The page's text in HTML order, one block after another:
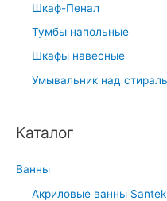
Шкаф-Пенал
Тумбы напольные
Шкафы навесные
Умывальник над
Каталог
Ванны
Акриловые ванны Santek